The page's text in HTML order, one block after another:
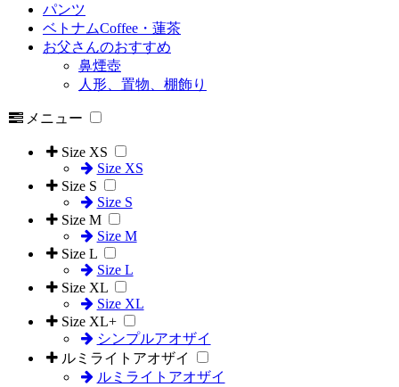
パンツ
ベトナムCoffee・蓮茶
お父さんのおすすめ
鼻煙壺
人形、置物、棚飾り
メニュー
Size XS
Size XS
Size S
Size S
Size M
Size M
Size L
Size L
Size XL
Size XL
Size XL+
シンプルアオザイ
ルミライトアオザイ
ルミライトアオザイ